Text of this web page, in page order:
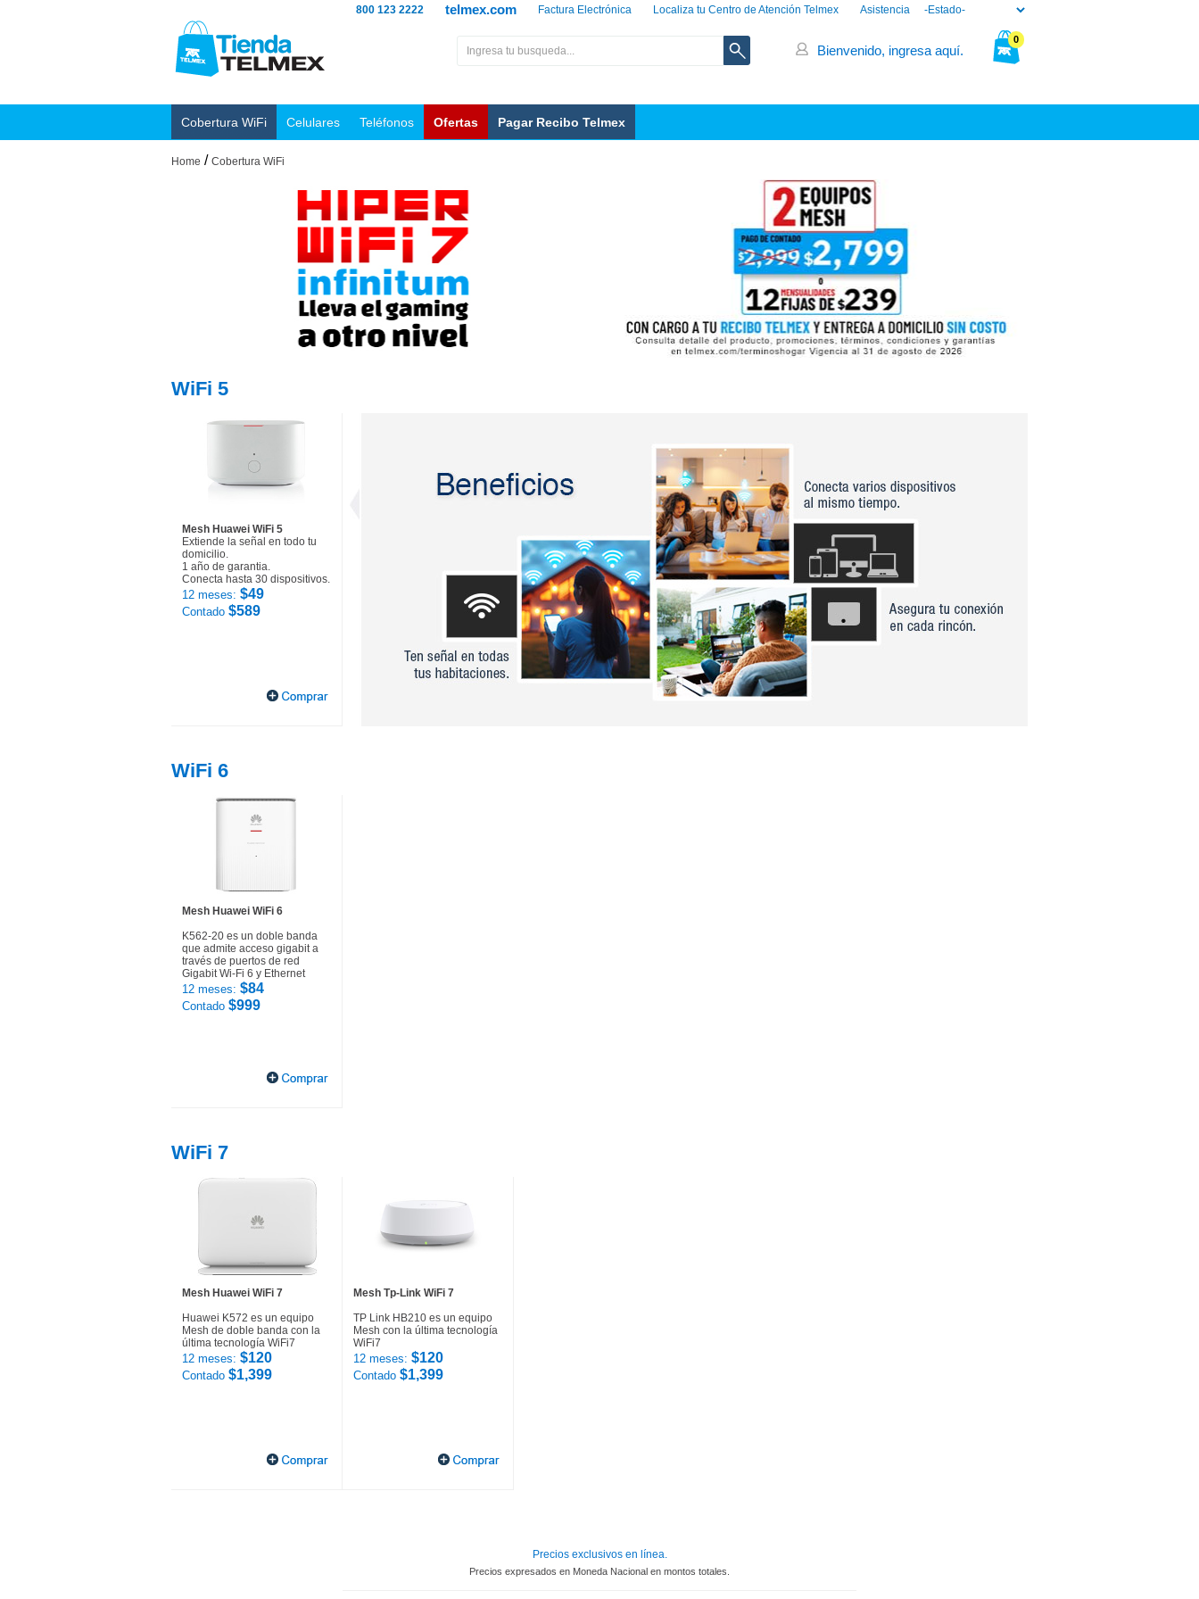
Asistencia
Localiza tu Centro de Atención Telmex
Factura Electrónica
telmex.com
800 123 2222
0
Bienvenido, ingresa aquí.
Cobertura WiFi Celulares Teléfonos Ofertas Pagar Recibo Telmex
Home / Cobertura WiFi
WiFi 5
Mesh Huawei WiFi 5
Extiende la señal en todo tu
domicilio.
1 año de garantia.
Conecta hasta 30 dispositivos.
12 meses: $49
Contado $589
WiFi 6
Mesh Huawei WiFi 6
K562-20 es un doble banda
que admite acceso gigabit a
través de puertos de red
Gigabit Wi-Fi 6 y Ethernet
12 meses: $84
Contado $999
WiFi 7
Mesh Huawei WiFi 7
Huawei K572 es un equipo
Mesh de doble banda con la
última tecnología WiFi7
12 meses: $120
Contado $1,399
Mesh Tp-Link WiFi 7
TP Link HB210 es un equipo
Mesh con la última tecnología
WiFi7
12 meses: $120
Contado $1,399
Precios exclusivos en línea.
Precios expresados en Moneda Nacional en montos totales.